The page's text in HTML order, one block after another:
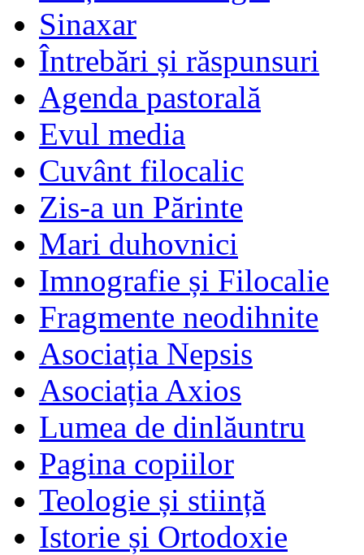
Sinaxar
Întrebări și răspunsuri
Agenda pastorală
Evul media
Cuvânt filocalic
Zis-a un Părinte
Mari duhovnici
Imnografie și Filocalie
Fragmente neodihnite
Asociația Nepsis
Asociația Axios
Lumea de dinlăuntru
Pagina copiilor
Teologie și stiință
Istorie și Ortodoxie